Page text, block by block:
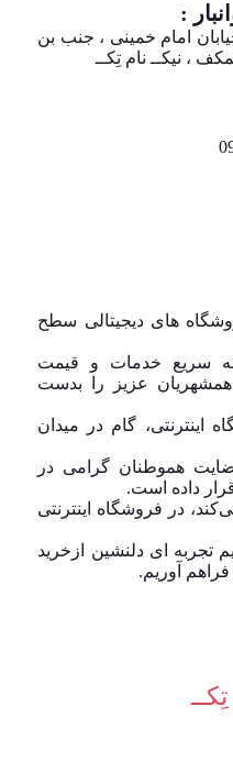
:
امام خمینی ، جنب بن
، نیکــ نام تِکــ
های دیجیتالی سطح
سریع خدمات و قیمت
عزیز را بدست
اینترنتی، گام در میدان
هموطنان گرامی در
داده است.
در فروشگاه اینترنتی
تجربه ای دلنشین ازخرید
آوریم.